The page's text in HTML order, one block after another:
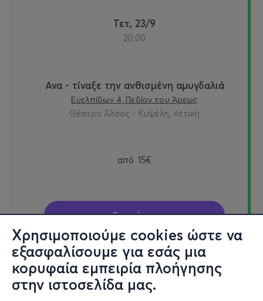
Χρησιμοποιούμε cookies ώστε να
εξασφαλίσουμε για εσάς μια
κορυφαία εμπειρία πλοήγησης
στην ιστοσελίδα μας.
Τετ, 23/9
20:00
Ανα - τίναξε την ανθισμένη αμυγδαλιά
Ευελπίδων 4, Πεδίον του Άρεως
Θέατρο Άλσος - Κυψέλη, Αττική
από 15€
Εισιτήρια
Κυρ, 4/10
20:00